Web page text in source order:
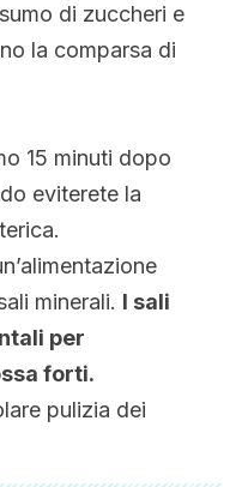
di zuccheri e
la comparsa di
15 minuti dopo
eviterete la
minerali. I sali
per
forti.
pulizia dei